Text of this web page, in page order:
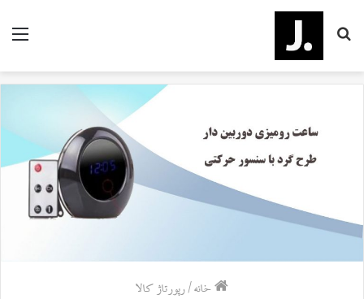
منو
برای
خانه /رپورتاژ کالا